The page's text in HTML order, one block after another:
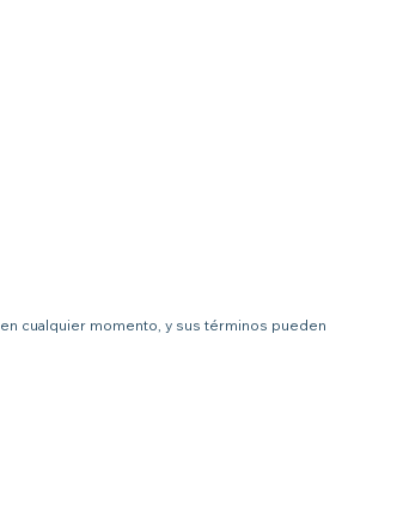
cualquier momento, y sus términos pueden